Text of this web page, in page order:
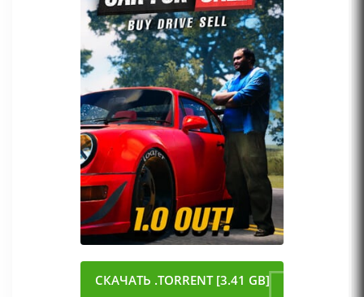
СКАЧАТЬ .TORRENT [3.41 GB]